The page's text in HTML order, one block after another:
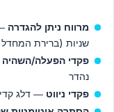
מרווח ניתן להגדרה
שניות (ברירת המחדל היא 5
פקדי הפעלה/השהיה
נהדר
פקדי ניווט — דלג